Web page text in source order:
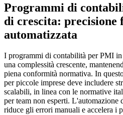
Programmi di
di crescita: precisione
automatizzata
I programmi di contabilità per PMI in
una complessità crescente,
piena conformità normativa. In
per piccole imprese deve includere
scalabili, in linea con le normative
per team non esperti. L'automazione
riduce gli errori manuali e accelera i